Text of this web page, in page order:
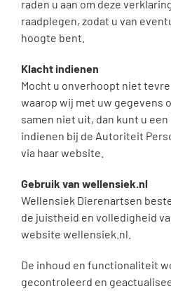
raden u aan om deze
raadplegen, zodat u van
hoogte bent.
Klacht indienen
Mocht u onverhoopt niet
waarop wij met uw gegevens
samen niet uit, dan kunt u
indienen bij de Autoriteit
via haar website.
Gebruik van wellensiek.nl
Wellensiek Dierenartsen
de juistheid en volledigheid
website wellensiek.nl.
De inhoud en functionaliteit
gecontroleerd en